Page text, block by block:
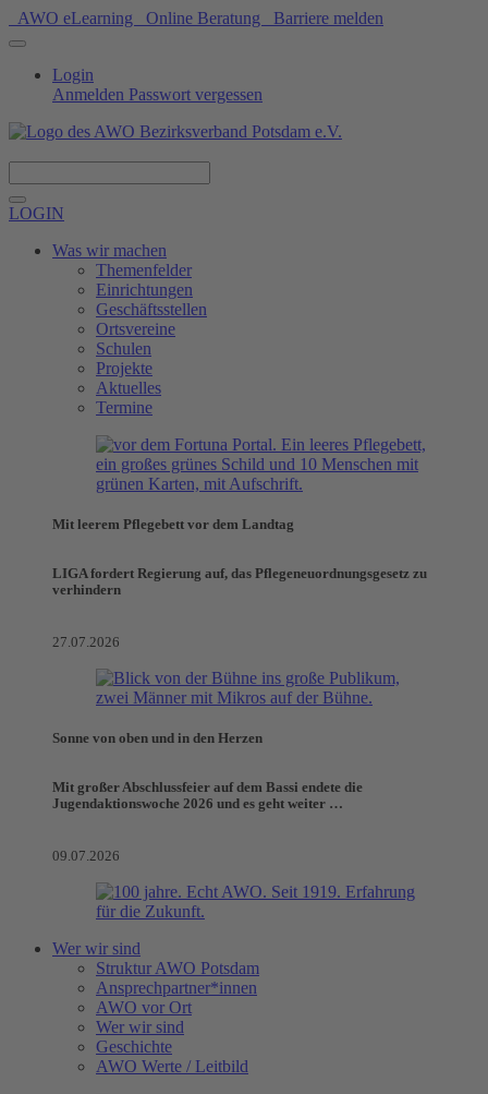
AWO eLearning Online Beratung Barriere melden
Login
Anmelden Passwort vergessen
LOGIN
Was wir machen
Themenfelder
Einrichtungen
Geschäftsstellen
Ortsvereine
Schulen
Projekte
Aktuelles
Termine
Mit leerem Pflegebett vor dem Landtag
LIGA fordert Regierung auf, das Pflegeneuordnungsgesetz zu
verhindern
27.07.2026
Sonne von oben und in den Herzen
Mit großer Abschlussfeier auf dem Bassi endete die
Jugendaktionswoche 2026 und es geht weiter …
09.07.2026
Wer wir sind
Struktur AWO Potsdam
Ansprechpartner*innen
AWO vor Ort
Wer wir sind
Geschichte
AWO Werte / Leitbild